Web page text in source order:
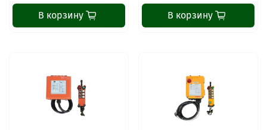
В корзину В корзину